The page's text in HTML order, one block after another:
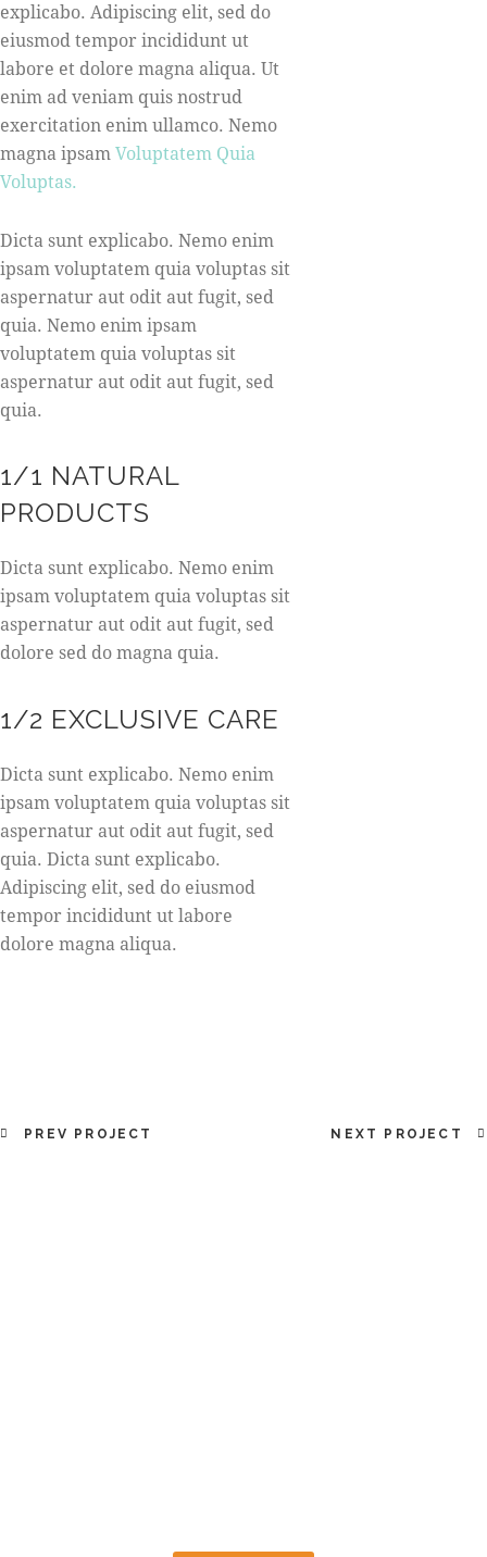
explicabo. Adipiscing elit, sed do
eiusmod tempor incididunt ut
labore et dolore magna aliqua. Ut
enim ad veniam quis nostrud
exercitation enim ullamco. Nemo
magna ipsam Voluptatem Quia
Voluptas.
Dicta sunt explicabo. Nemo enim
ipsam voluptatem quia voluptas sit
aspernatur aut odit aut fugit, sed
quia. Nemo enim ipsam
voluptatem quia voluptas sit
aspernatur aut odit aut fugit, sed
quia.
1/1 NATURAL
PRODUCTS
Dicta sunt explicabo. Nemo enim
ipsam voluptatem quia voluptas sit
aspernatur aut odit aut fugit, sed
dolore sed do magna quia.
1/2 EXCLUSIVE CARE
Dicta sunt explicabo. Nemo enim
ipsam voluptatem quia voluptas sit
aspernatur aut odit aut fugit, sed
quia. Dicta sunt explicabo.
Adipiscing elit, sed do eiusmod
tempor incididunt ut labore
dolore magna aliqua.
PREV PROJECT NEXT PROJECT